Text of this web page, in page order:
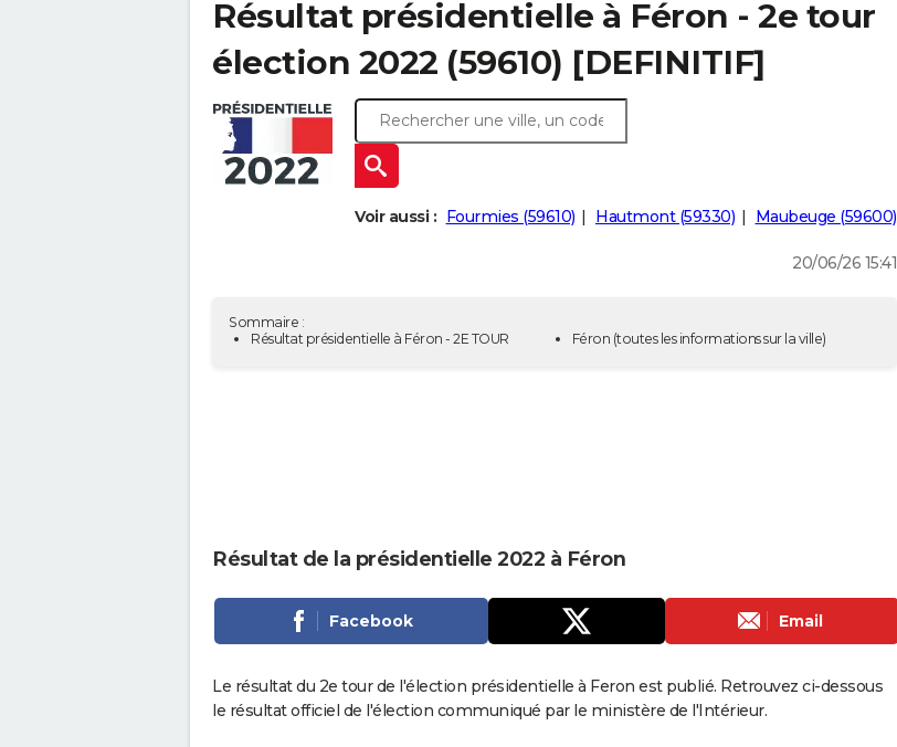
Résultat présidentielle à Féron - 2e tour
élection 2022 (59610) [DEFINITIF]
Voir aussi : Fourmies (59610) Hautmont (59330) Maubeuge (59600)
20/06/26 15:41
Sommaire :
Résultat présidentielle à Féron - 2E TOUR
Féron (toutes les informations sur la ville)
Résultat de la présidentielle 2022 à Féron
Facebook Email
Le résultat du 2e tour de l'élection présidentielle à Feron est publié. Retrouvez ci-dessous
le résultat officiel de l'élection communiqué par le ministère de l'Intérieur.